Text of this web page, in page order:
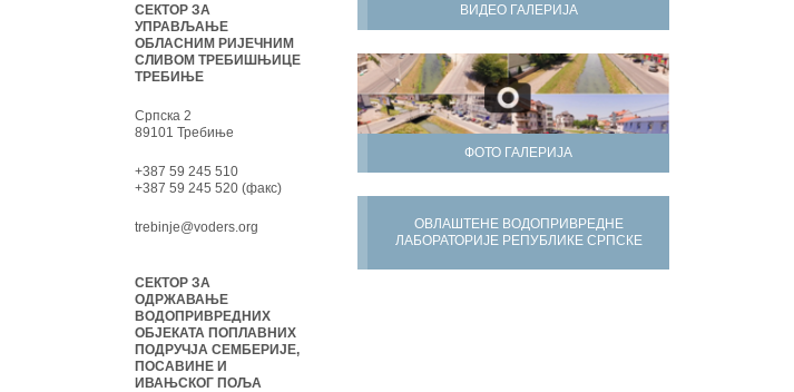
ВИДЕО ГАЛЕРИЈА
ФОТО ГАЛЕРИЈА
ОВЛАШТЕНЕ ВОДОПРИВРЕДНЕ
ЛАБОРАТОРИЈЕ РЕПУБЛИКЕ СРПСКЕ
СЕКТОР ЗА
УПРАВЉАЊЕ
ОБЛАСНИМ РИЈЕЧНИМ
СЛИВОМ ТРЕБИШЊИЦЕ
ТРЕБИЊЕ
Српска 2
89101 Требиње
+387 59 245 510
+387 59 245 520 (факс)
trebinje@voders.org
СЕКТОР ЗА
ОДРЖАВАЊЕ
ВОДОПРИВРЕДНИХ
ОБЈЕКАТА ПОПЛАВНИХ
ПОДРУЧЈА СЕМБЕРИЈЕ,
ПОСАВИНЕ И
ИВАЊСКОГ ПОЉА